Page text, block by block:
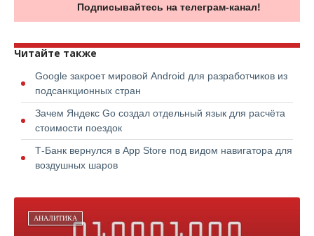
Подписывайтесь на телеграм-канал!
Читайте также
Google закроет мировой Android для разработчиков из
подсанкционных стран
Зачем Яндекс Go создал отдельный язык для расчёта
стоимости поездок
Т-Банк вернулся в App Store под видом навигатора для
воздушных шаров
АНАЛИТИКА